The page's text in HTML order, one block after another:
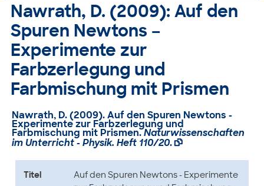
Nawrath, D. (2009): Auf den
Spuren Newtons –
Experimente zur
Farbzerlegung und
Farbmischung mit Prismen
Nawrath, D. (2009). Auf den Spuren Newtons -
Experimente zur Farbzerlegung und
Farbmischung mit Prismen.Naturwissenschaften
im Unterricht - Physik. Heft 110/20. 
Titel
Auf den Spuren Newtons - Experimente